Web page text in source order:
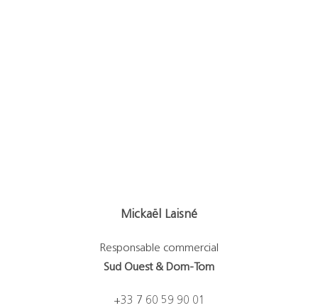
Mickaël Laisné
Responsable commercial
Sud Ouest & Dom-Tom
+33 7 60 59 90 01